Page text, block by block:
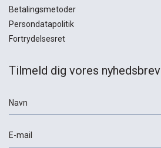
Betalingsmetoder
Persondatapolitik
Fortrydelsesret
Tilmeld dig vores nyhedsbrev